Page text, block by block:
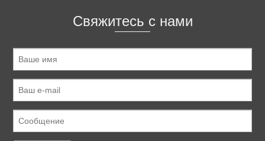
Свяжитесь с нами